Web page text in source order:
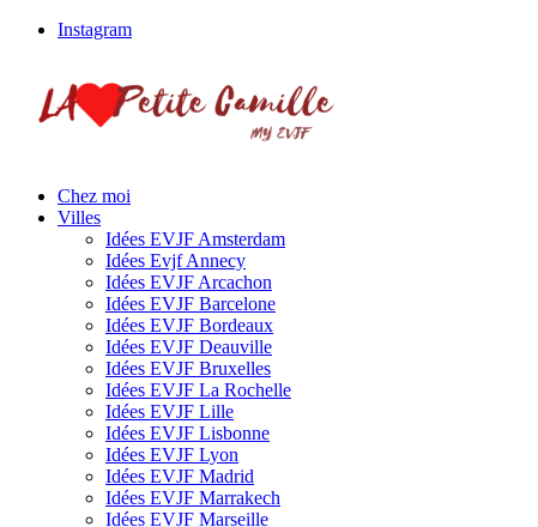
Instagram
Chez moi
Villes
Idées EVJF Amsterdam
Idées Evjf Annecy
Idées EVJF Arcachon
Idées EVJF Barcelone
Idées EVJF Bordeaux
Idées EVJF Deauville
Idées EVJF Bruxelles
Idées EVJF La Rochelle
Idées EVJF Lille
Idées EVJF Lisbonne
Idées EVJF Lyon
Idées EVJF Madrid
Idées EVJF Marrakech
Idées EVJF Marseille